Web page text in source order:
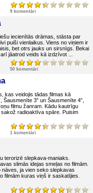
9 komentāri
iecienītās drāmas, stāsta par
puiši vienlaikus. Viens no viņiem ir
bet otrs jauks un sirsnīgs. Bekai
jāatrod veids kā izdzīvot ...
50 komentāri
kas veidojis tādas filmas kā
Šausmenīte 3” un Šausmenīte 4”,
filmu žanram. Kādu kautrīgu
radioaktīva spāre. Puisim
1 komentāri
terorizē slepkava-maniaks.
slimās idejas smeļas no filmām.
ja vien seko slepkavas
filmām kuras viņš ir saskatījies.